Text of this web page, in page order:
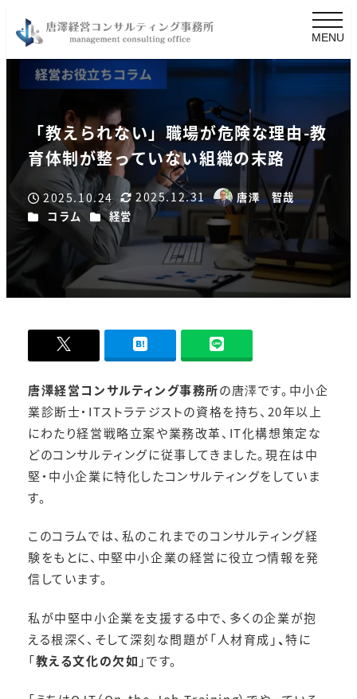
MENU
「教えられない」職場が危険な理由-教
育体制が整っていない組織の末路
投稿日2025.10.24 更新日
2025.12.31
著
者
唐澤 智哉
カテゴリー
コラム カテゴリー
経営
唐澤経営コンサルティング事務所の唐澤です。中小企
業診断士・ITストラテジストの資格を持ち、20年以上
にわたり経営戦略立案や業務改革、IT化構想策定な
どのコンサルティングに従事してきました。現在は中
堅・中小企業に特化したコンサルティングをしていま
す。
このコラムでは、私のこれまでのコンサルティング経
験をもとに、中堅中小企業の経営に役立つ情報を発
信しています。
私が中堅中小企業を支援する中で、多くの企業が抱
える根深く、そして深刻な問題が「人材育成」、特に
「教える文化の欠如 」です。